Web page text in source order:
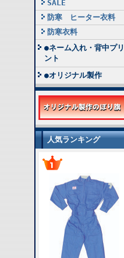
SALE
防寒 ヒーター衣料
防寒衣料
●ネーム入れ・背中プリ
ント
●オリジナル製作
人気ランキング